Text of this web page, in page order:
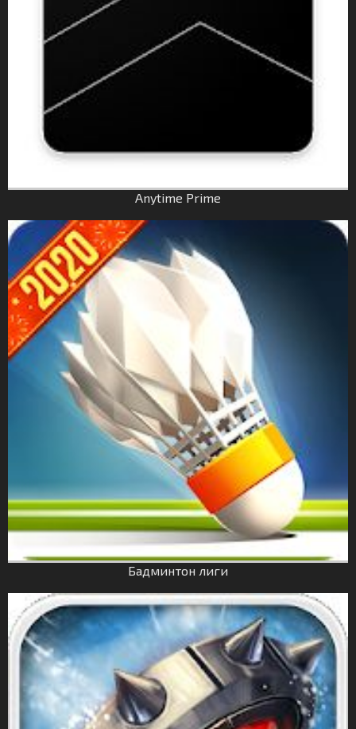
Anytime Prime
Бадминтон лиги